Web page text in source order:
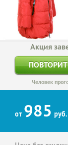
Акция
Человек
от 985 руб.